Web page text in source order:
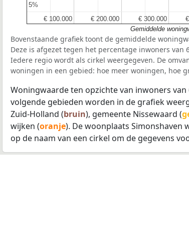
€ 100.000
€ 100.000 € 200.000
€ 200.000 € 300.000
€ 300.000
5%
5%
Gemiddelde
Bovenstaande grafiek toont de gemiddelde
Deze is afgezet tegen het percentage inwoners van
Iedere regio wordt als cirkel weergegeven. De
woningen in een gebied: hoe meer woningen, hoe
Woningwaarde ten opzichte van inwoners
volgende gebieden worden in de grafiek
Zuid-Holland (bruin), gemeente Nissewaard (
wijken (oranje). De woonplaats Simonshaven
op de naam van een cirkel om de gegevens